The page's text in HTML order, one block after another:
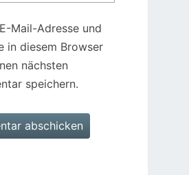
Mail-Adresse und
in diesem Browser
nächsten
speichern.